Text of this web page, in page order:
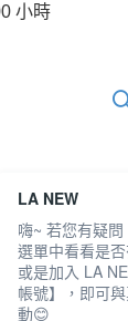
小時
好物 放鬆紓
LA NEW
嗨~ 若您有疑
選單中看看是
或是加入 LA
帳號】，即可
動😊